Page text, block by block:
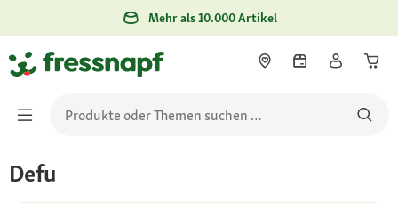
Mehr als 10.000 Artikel
Defu